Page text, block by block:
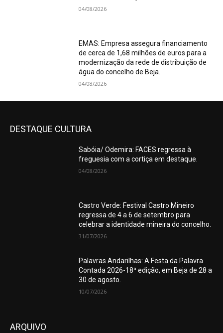
04/08/2026
EMAS: Empresa assegura financiamento
de cerca de 1,68 milhões de euros para a
modernização da rede de distribuição de
água do concelho de Beja.
04/08/2026
DESTAQUE CULTURA
Sabóia/ Odemira: FACES regressa à
freguesia com a cortiça em destaque.
04/08/2026
Castro Verde: Festival Castro Mineiro
regressa de 4 a 6 de setembro para
celebrar a identidade mineira do concelho.
31/07/2026
Palavras Andarilhas: A Festa da Palavra
Contada 2026-18ª edição, em Beja de 28 a
30 de agosto.
10/07/2026
ARQUIVO